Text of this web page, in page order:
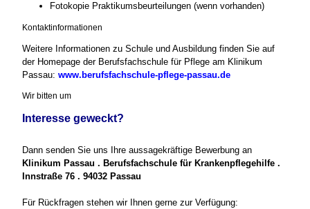
Fotokopie Praktikumsbeurteilungen (wenn vorhanden)
Kontaktinformationen
Weitere Informationen zu Schule und Ausbildung finden Sie auf
der Homepage der Berufsfachschule für Pflege am Klinikum
Passau: www.berufsfachschule-pflege-passau.de
Wir bitten um
Interesse geweckt?
Dann senden Sie uns Ihre aussagekräftige Bewerbung an
Klinikum Passau . Berufsfachschule für Krankenpflegehilfe .
Innstraße 76 . 94032 Passau
Für Rückfragen stehen wir Ihnen gerne zur Verfügung: